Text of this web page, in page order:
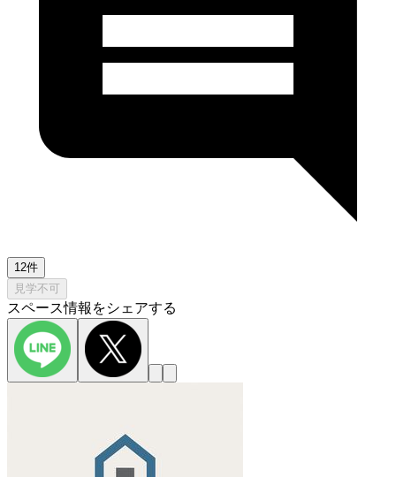
12件
見学不可
スペース情報をシェアする